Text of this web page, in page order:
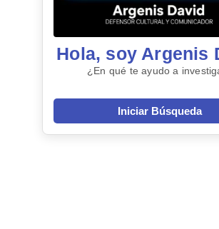
Hola, soy Argenis
¿En qué te ayudo a
Iniciar Búsqueda